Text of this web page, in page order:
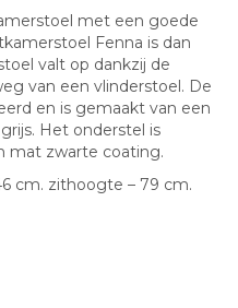
met een goede
Fenna is dan
valt op dankzij de
van een vlinderstoel. De
en is gemaakt van een
Het onderstel is
mat zwarte coating.
cm. zithoogte – 79 cm.